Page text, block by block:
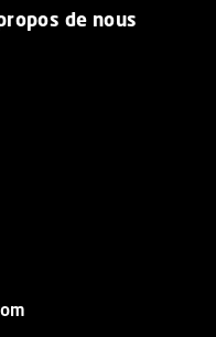
de nous